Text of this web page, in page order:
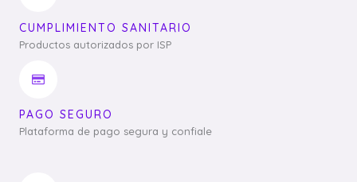
CUMPLIMIENTO SANITARIO
Productos autorizados por ISP
PAGO SEGURO
Plataforma de pago segura y confiale